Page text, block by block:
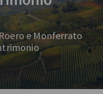
e Monferrato